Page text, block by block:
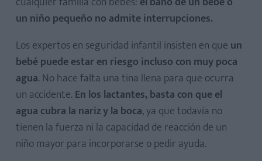
un niño pequeño no admite interrupciones.
Los expertos en seguridad infantil insisten en que un
bebé puede estar en riesgo incluso con muy poca
agua. No hace falta una tina llena para que ocurra
un accidente. En los lactantes, basta con que el
agua cubra la nariz y la boca, ya que todavía no
tienen la fuerza ni la capacidad de reacción de un
niño mayor para incorporarse o pedir ayuda.